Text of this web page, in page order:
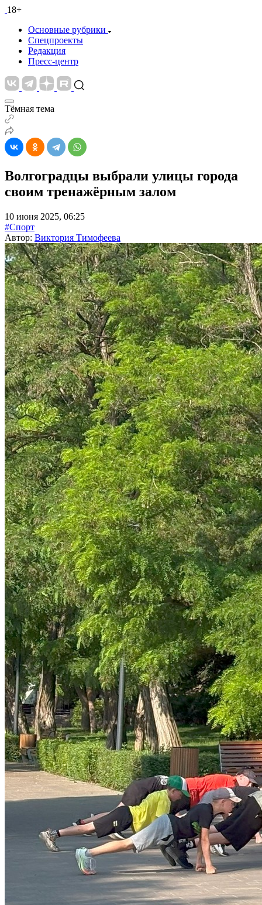
18+
Основные рубрики
Спецпроекты
Редакция
Пресс-центр
Тёмная тема
Волгоградцы выбрали улицы города
своим тренажёрным залом
10 июня 2025, 06:25
#Спорт
Автор: Виктория Тимофеева